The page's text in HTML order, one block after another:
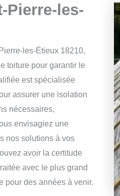
Pierre-les-
les-Étieux 18210,
toiture pour garantir le
est spécialisée
assurer une isolation
nécessaires,
envisagiez une
nos solutions à vos
avoir la certitude
avec le plus grand
pour des années à venir.